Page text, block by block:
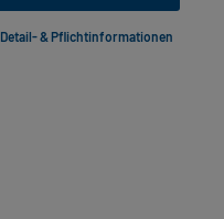
Detail- & Pflichtinformationen